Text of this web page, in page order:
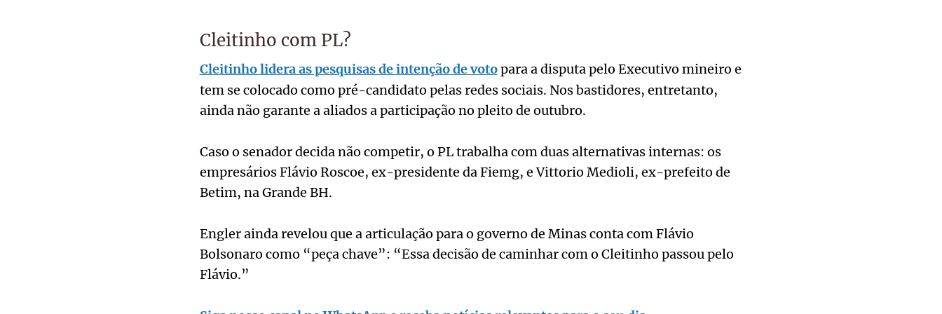
Cleitinho com PL?
Cleitinho lidera as pesquisas de intenção de votopara a disputa pelo Executivo mineiro e
tem se colocado como pré-candidato pelas redes sociais. Nos bastidores, entretanto,
ainda não garante a aliados a participação no pleito de outubro.
Caso o senador decida não competir, o PL trabalha com duas alternativas internas: os
empresários Flávio Roscoe, ex-presidente da Fiemg, e Vittorio Medioli, ex-prefeito de
Betim, na Grande BH.
Engler ainda revelou que a articulação para o governo de Minas conta com Flávio
Bolsonaro como “peça chave”: “Essa decisão de caminhar com o Cleitinho passou pelo
Flávio.”